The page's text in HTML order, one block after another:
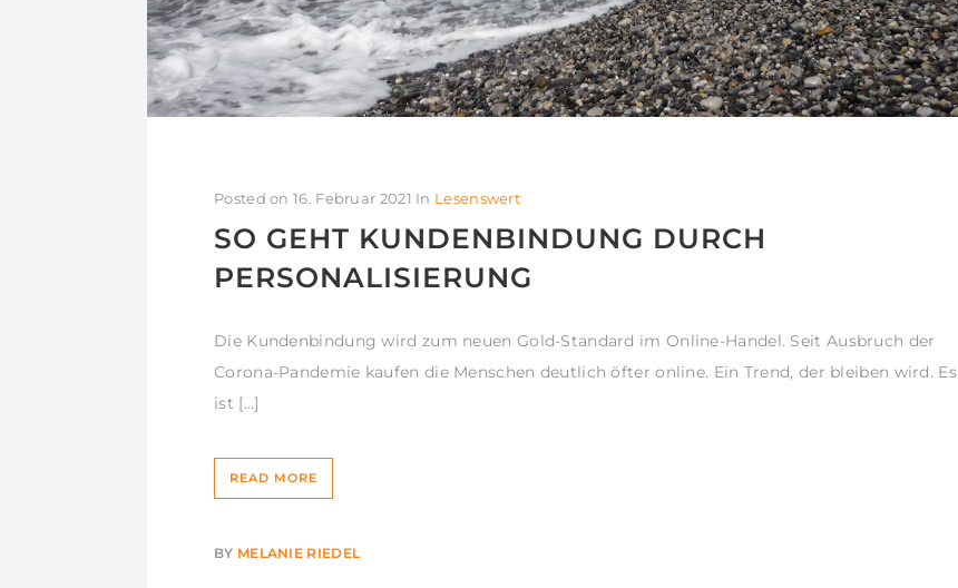
Posted on 16. Februar 2021 In Lesenswert
SO GEHT KUNDENBINDUNG DURCH
PERSONALISIERUNG
Die Kundenbindung wird zum neuen Gold-Standard im Online-Handel. Seit Ausbruch der
Corona-Pandemie kaufen die Menschen deutlich öfter online. Ein Trend, der bleiben wird. Es
ist […]
READ MORE
BY MELANIE RIEDEL